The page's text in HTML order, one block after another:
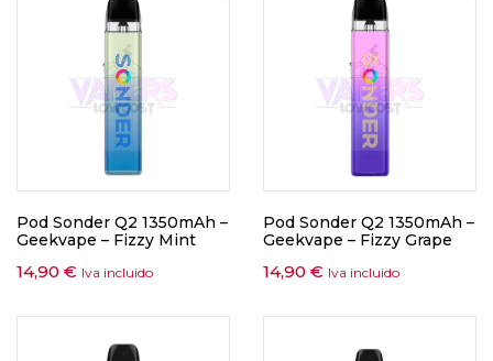
Pod Sonder Q2 1350mAh –
Geekvape – Fizzy Mint
14,90 € Iva incluido
Pod Sonder Q2 1350mAh –
Geekvape – Fizzy Grape
14,90 € Iva incluido